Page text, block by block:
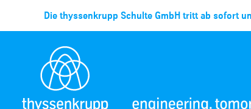
Die thyssenkrupp Schulte GmbH tritt ab sofort